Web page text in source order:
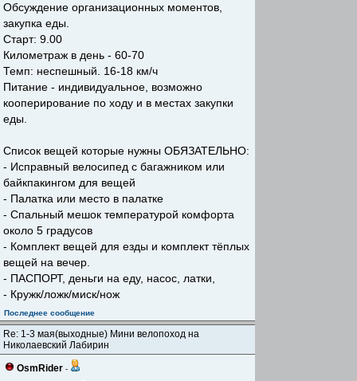
Обсуждение организационных моментов,
закупка еды.
Старт: 9.00
Километраж в день - 60-70
Темп: неспешный. 16-18 км/ч
Питание - индивидуальное, возможно
кооперирование по ходу и в местах закупки
еды.
Список вещей которые нужны ОБЯЗАТЕЛЬНО:
- Исправный велосипед с багажником или
байкпакингом для вещей
- Палатка или место в палатке
- Спальный мешок температурой комфорта
около 5 градусов
- Комплект вещей для езды и комплект тёплых
вещей на вечер.
- ПАСПОРТ, деньги на еду, насос, латки,
- Кружк/ложк/миск/нож
Последнее сообщение
Re: 1-3 мая(выходные) Мини велопоход на
Николаевский Лабирин
OsmRider -